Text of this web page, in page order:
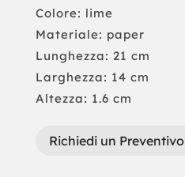
Colore: lime
Materiale: paper
Lunghezza: 21 cm
Larghezza: 14 cm
Altezza: 1.6 cm
Richiedi un Preventivo